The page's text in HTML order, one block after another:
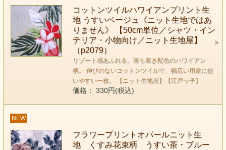
コットンツイルハワイアンプリント生
地 うすいベージュ《ニット生地ではあ
りません》 【50cm単位／シャツ・イン
テリア・小物向け／ニット生地屋】
（p2079）
リゾート感あふれる、落ち着き配色のハワイアン
柄。 伸びのないコットンツイルで、幅広い用途に使
いやすい一枚。 【ニット生地屋】【江戸ッ子】
価格： 330円(税込)
NEW
フラワープリントオパールニット生
地 くすみ花束柄 うすい茶・ブルー